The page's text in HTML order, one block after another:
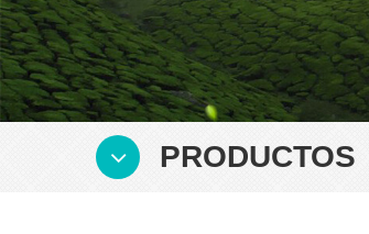
PRODUCTOS